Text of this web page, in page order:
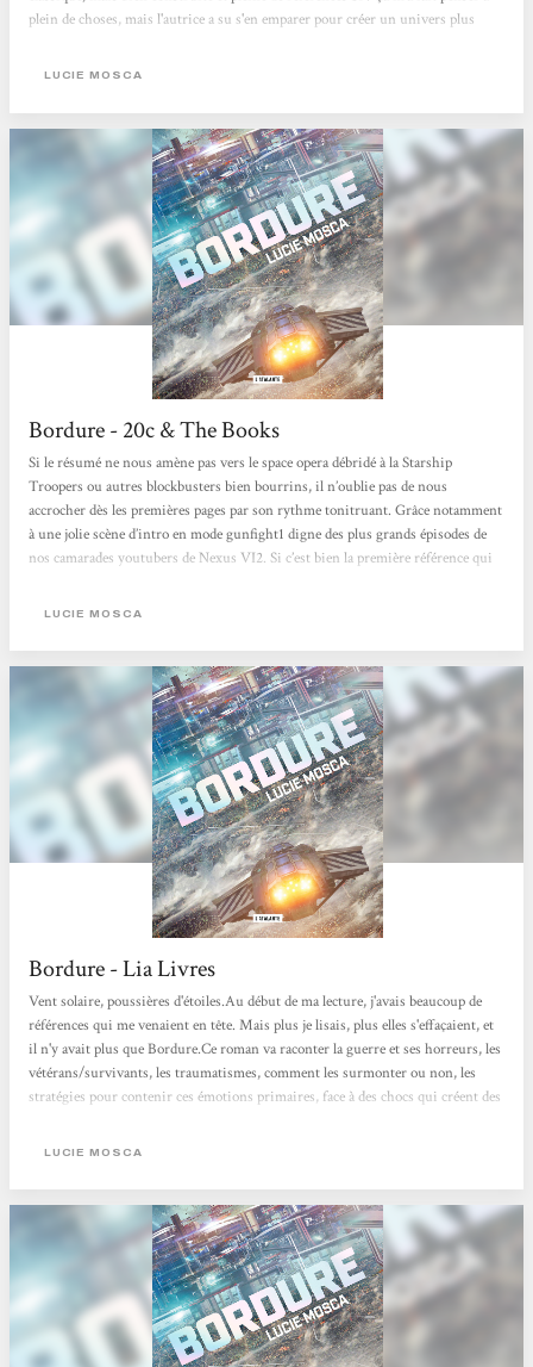
plein de choses, mais l'autrice a su s'en emparer pour créer un univers plus
langage propre. Pas besoin de glossaire et de notes de bas de page pour
aisément...
LUCIE MOSCA
Bordure - 20c & The Books
Si le résumé ne nous amène pas vers le space opera débridé à la Starship
Troopers ou autres blockbusters bien bourrins, il n’oublie pas de nous
accrocher dès les premières pages par son rythme tonitruant. Grâce notamment
à une jolie scène d’intro en mode gunfight1 digne des plus grands épisodes de
nos camarades youtubers de Nexus VI2. Si c’est bien la première référence qui
à la Star Wars, jusqu’aux ansibles d’Ursula Le Guin en passant par le
LUCIE MOSCA
Bordure - Lia Livres
Vent solaire, poussières d'étoiles.Au début de ma lecture, j'avais beaucoup de
références qui me venaient en tête. Mais plus je lisais, plus elles s'effaçaient, et
il n'y avait plus que Bordure.Ce roman va raconter la guerre et ses horreurs, les
vétérans/survivants, les traumatismes, comment les surmonter ou non, les
stratégies pour contenir ces émotions primaires, face à des chocs qui créent des
vraiment.L’autrice parle des gens qui font ce qu'ils peuvent pour exister
LUCIE MOSCA